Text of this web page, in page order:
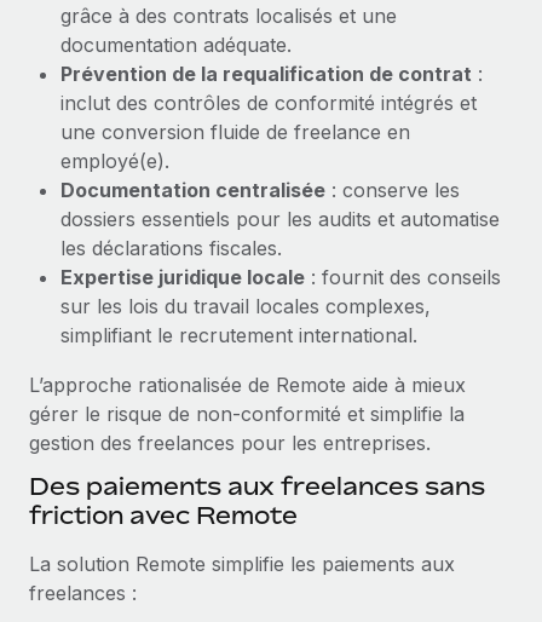
Création d’entité
Établissez des entités rapidement et en toute
conformité
Mobilité et déménagement international
Organisez facilement le déménagement de vos
employés
Avantages sociaux
Gérez facilement les avantages sociaux
Explorer le blog
BLOG
Mises à jour des produits de Remote :
Intégrations Gusto et Xero et Gestion des
freelances Plus
Remote a toujours pour mission d'aider les entreprises de
toute taille à embaucher, gérer et payer...
En savoir plus
Comment Phiture gère ses 55 employés
répartis dans 19 pays grâce à Remote
Phiture, un leader notable du conseil en matière de
croissance mobile internationale, encourage les...
En savoir plus
grâce à des contrats localisés et une
documentation adéquate.
Prévention de la requalification de contrat :
inclut des contrôles de conformité intégrés et
une conversion fluide de freelance en
employé(e).
Documentation centralisée : conserve les
dossiers essentiels pour les audits et automatise
les déclarations fiscales.
Expertise juridique locale : fournit des conseils
sur les lois du travail locales complexes,
simplifiant le recrutement international.
L’approche rationalisée de Remote aide à mieux
gérer le risque de non‑conformité et simplifie la
gestion des freelances pour les entreprises.
Des paiements aux freelances sans
friction avec Remote
La solution Remote simplifie les paiements aux
freelances :